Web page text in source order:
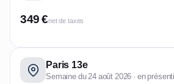
349 €net de taxes
Paris 13e
Semaine du 24 août 2026 · en